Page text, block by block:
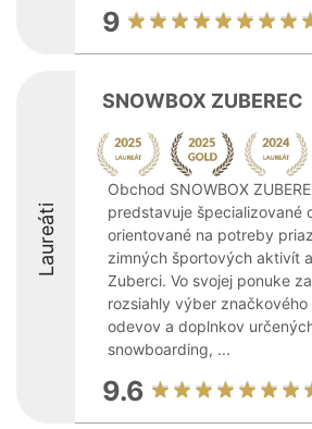
9
Laureáti
SNOWBOX ZUBEREC
Obchod SNOWBOX
predstavuje špecializované
orientované na potreby
zimných športových aktivít
Zuberci. Vo svojej ponuke
rozsiahly výber
odevov a doplnkov
snowboarding, ...
9.6